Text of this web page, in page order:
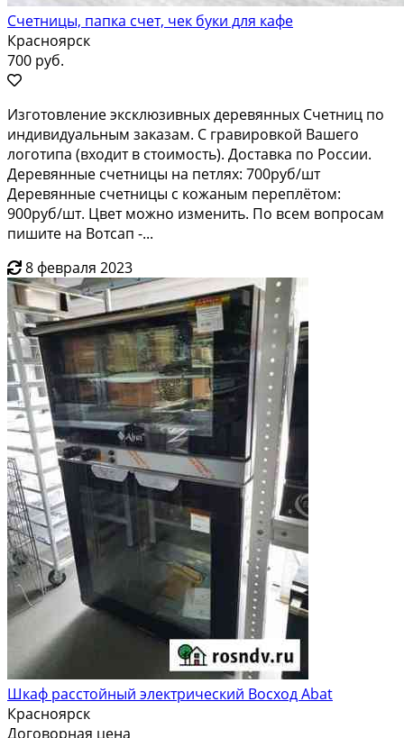
Счетницы, папка счет, чек буки для кафе
Красноярск
700 руб.
Изготовление эксклюзивных деревянных Счетниц по
индивидуальным заказам. С гравировкой Вашего
логотипа (входит в стоимость). Доставка по России.
Деревянные счетницы на петлях: 700руб/шт
Деревянные счетницы с кожаным переплётом:
900руб/шт. Цвет можно изменить. По всем вопросам
пишите на Вотсап -...
8 февраля 2023
Шкаф расстойный электрический Восход Abat
Красноярск
Договорная цена